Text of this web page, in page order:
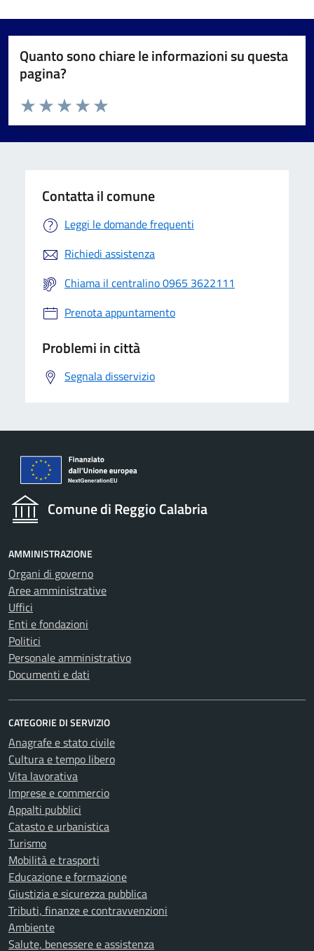
Quanto sono chiare le informazioni su questa
pagina?
Valuta da 1 a 5 stelle la pagina
Valuta 5 stelle su 5
Valuta 4 stelle su 5
Valuta 3 stelle su 5
Valuta 2 stelle su 5
Valuta 1 stelle su 5
Contatta il comune
Leggi le domande frequenti
Richiedi assistenza
Chiama il centralino 0965 3622111
Prenota appuntamento
Problemi in città
Segnala disservizio
Comune di Reggio Calabria
AMMINISTRAZIONE
Organi di governo
Aree amministrative
Uffici
Enti e fondazioni
Politici
Personale amministrativo
Documenti e dati
CATEGORIE DI SERVIZIO
Anagrafe e stato civile
Cultura e tempo libero
Vita lavorativa
Imprese e commercio
Appalti pubblici
Catasto e urbanistica
Turismo
Mobilità e trasporti
Educazione e formazione
Giustizia e sicurezza pubblica
Tributi, finanze e contravvenzioni
Ambiente
Salute, benessere e assistenza